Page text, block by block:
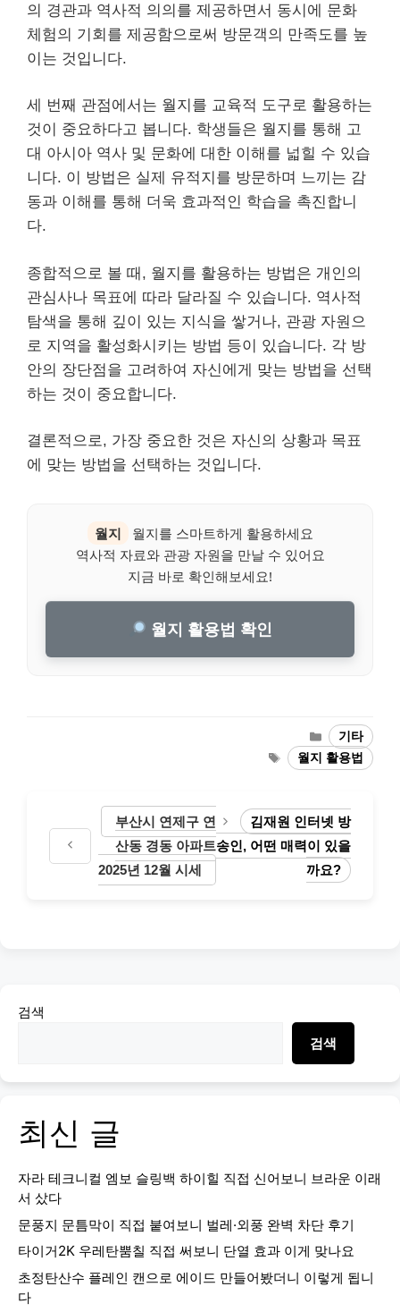
의 경관과 역사적 의의를 제공하면서 동시에 문화
체험의 기회를 제공함으로써 방문객의 만족도를 높
이는 것입니다.
세 번째 관점에서는 월지를 교육적 도구로 활용하는
것이 중요하다고 봅니다. 학생들은 월지를 통해 고
대 아시아 역사 및 문화에 대한 이해를 넓힐 수 있습
니다. 이 방법은 실제 유적지를 방문하며 느끼는 감
동과 이해를 통해 더욱 효과적인 학습을 촉진합니
다.
종합적으로 볼 때, 월지를 활용하는 방법은 개인의
관심사나 목표에 따라 달라질 수 있습니다. 역사적
탐색을 통해 깊이 있는 지식을 쌓거나, 관광 자원으
로 지역을 활성화시키는 방법 등이 있습니다. 각 방
안의 장단점을 고려하여 자신에게 맞는 방법을 선택
하는 것이 중요합니다.
결론적으로, 가장 중요한 것은 자신의 상황과 목표
에 맞는 방법을 선택하는 것입니다.
월지
월지를 스마트하게 활용하세요
역사적 자료와 관광 자원을 만날 수 있어요
지금 바로 확인해보세요!
월지 활용법 확인
Categories
기타
Tags월지 활용법
부산시 연제구 연
산동 경동 아파트
2025년 12월 시세
김재원 인터넷 방
송인, 어떤 매력이 있을
까요?
검색
검색
최신 글
자라 테크니컬 엠보 슬링백 하이힐 직접 신어보니 브라운 이래
서 샀다
문풍지 문틈막이 직접 붙여보니 벌레·외풍 완벽 차단 후기
타이거2K 우레탄뿜칠 직접 써보니 단열 효과 이게 맞나요
초정탄산수 플레인 캔으로 에이드 만들어봤더니 이렇게 됩니
다